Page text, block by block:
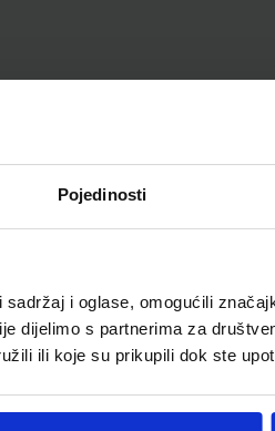
Pojedinosti
i oglase, omogućili
dijelimo s partnerima za
ili koje su prikupili dok ste
i kisika u koloidnom
Kada se uzima oralno,
koloidna silicijeva
jer mogu biti
kiseline i nadutost.